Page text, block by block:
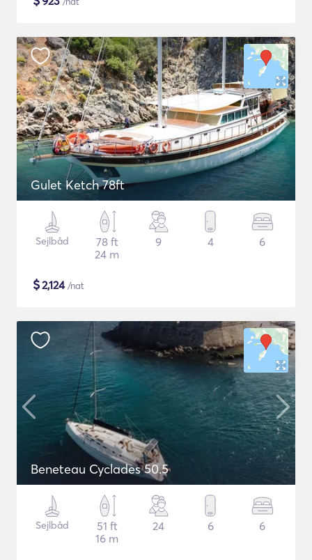
Gulet Ketch 78ft
Sejlbåd
78 ft
24 m
9 4 6
$2,124/nat
Beneteau Cyclades 50.5
Sejlbåd
51 ft
16 m
24 6 6